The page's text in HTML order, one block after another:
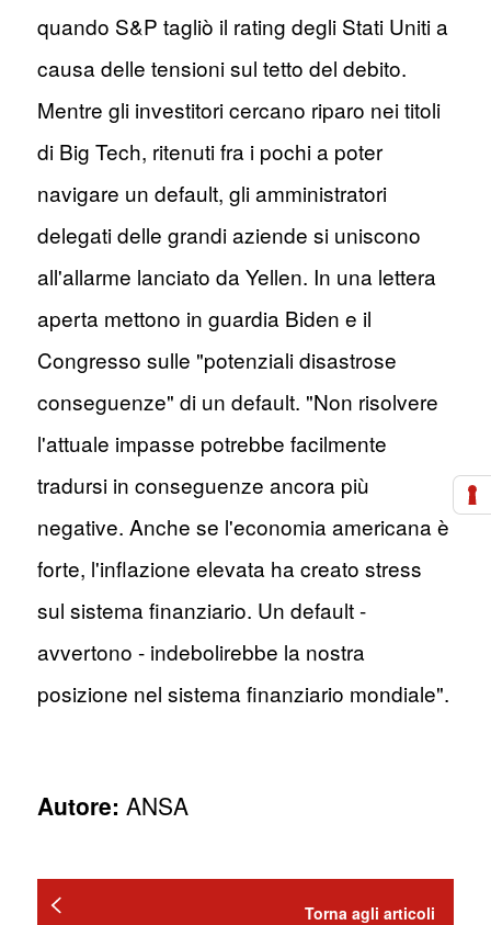
quando S&P tagliò il rating degli Stati Uniti a
causa delle tensioni sul tetto del debito.
Mentre gli investitori cercano riparo nei titoli
di Big Tech, ritenuti fra i pochi a poter
navigare un default, gli amministratori
delegati delle grandi aziende si uniscono
all'allarme lanciato da Yellen. In una lettera
aperta mettono in guardia Biden e il
Congresso sulle "potenziali disastrose
conseguenze" di un default. "Non risolvere
l'attuale impasse potrebbe facilmente
tradursi in conseguenze ancora più
negative. Anche se l'economia americana è
forte, l'inflazione elevata ha creato stress
sul sistema finanziario. Un default -
avvertono - indebolirebbe la nostra
posizione nel sistema finanziario mondiale".
Autore: ANSA
Torna agli articoli